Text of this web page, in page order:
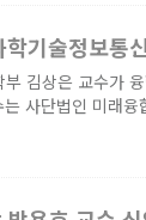
기술정보통
김상은 교수가
사단법인 미래